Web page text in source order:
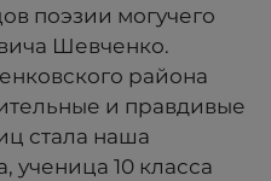
поэзии могучего
Шевченко.
района
и правдивые
стала наша
10 класса